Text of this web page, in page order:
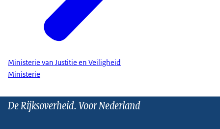
Ministerie van Justitie en Veiligheid
Ministerie
De Rijksoverheid. Voor Nederland